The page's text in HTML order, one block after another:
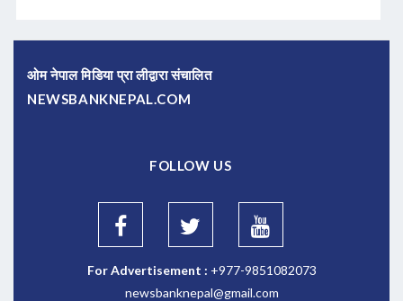
ओम नेपाल मिडिया प्रा लीद्वारा संचालित
NEWSBANKNEPAL.COM
FOLLOW US
For Advertisement : +977-9851082073
newsbanknepal@gmail.com